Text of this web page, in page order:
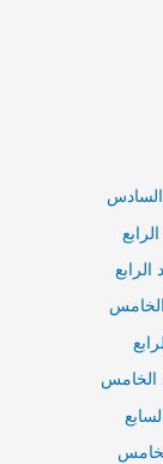
السادس
الرابع
الخامس
الخامس